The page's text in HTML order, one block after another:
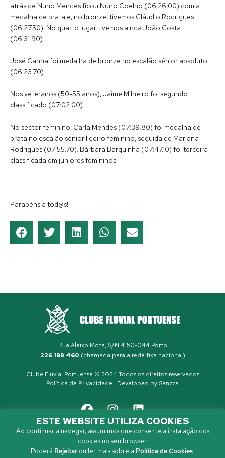
atrás de Nuno Mendes ficou Nuno Coelho (06:26.00) com a
medalha de prata e, no bronze, tivemos Cláudio Rodrigues
(06:27.50). No quarto lugar tivemos ainda João Costa
(06:31.90).
José Canha foi medalha de bronze no escalão sénior absoluto
(06:23.70).
Nos veteranos (50-55 anos), Jaime Milheiro foi segundo
classificado (07:02.00).
No sector feminino, Carla Mendes (07:39.80) foi medalha de
prata no escalão sénior ligeiro feminino, seguida de Mariana
Rodrigues (07:55.70). Bárbara Barquinha (07:47.10) foi terceira
classificada em juniores femininos.
Parabéns a tod@s!
Rua Aleixo Mota, S/N 4150-044 Porto
226 198 460 (chamada para a rede fixa nacional)
Clube Fluvial Portuense © 2024 Todos os direitos reservados
Política de Privacidade | Developed by Sanzza
ESTE WEBSITE UTILIZA COOKIES
Ao continuar a navegar, assumimos que consente a instalação dos
cookies no seu browser.
Poderá Rejeitar ou ler mais sobre a Política de Cookies.